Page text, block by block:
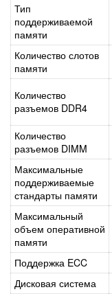
Тип
поддерживаемой
памяти
Количество слотов
памяти
Количество
разъемов DDR4
Количество
разъемов DIMM
Максимальные
поддерживаемые
стандарты памяти
Максимальный
объем оперативной
памяти
Поддержка ECC
Дисковая система